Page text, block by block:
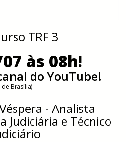
TRF 3
às 08h!
do YouTube!
Brasília)
- Analista
Judiciária e Técnico